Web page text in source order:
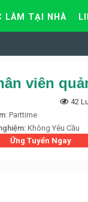
LÀM TẠI NHÀ
viên
42
Parttime
Không Yêu Cầu
Ứng Tuyển Ngay